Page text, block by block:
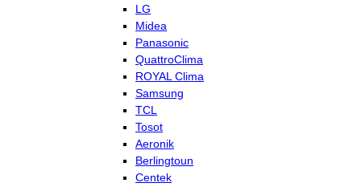
LG
Midea
Panasonic
QuattroClima
ROYAL Clima
Samsung
TCL
Tosot
Aeronik
Berlingtoun
Centek